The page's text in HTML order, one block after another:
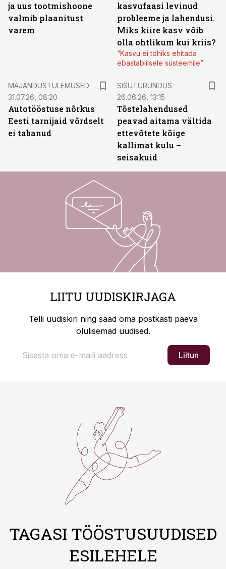
ja uus tootmishoone
valmib plaanitust
varem
kasvufaasi levinud
probleeme ja lahendusi.
Miks kiire kasv võib
olla ohtlikum kui kriis?
“Kasvu ei tohiks ehitada
ebastabiilsele süsteemile”
MAJANDUSTULEMUSED
31.07.26, 08:20
Autotööstuse nõrkus
Eesti tarnijaid võrdselt
ei tabanud
SISUTURUNDUS
26.06.26, 13:15
Tõstelahendused
peavad aitama vältida
ettevõtete kõige
kallimat kulu –
seisakuid
LIITU UUDISKIRJAGA
Telli uudiskiri ning saad oma postkasti päeva
olulisemad uudised.
Liitun
TAGASI TÖÖSTUSUUDISED
ESILEHELE